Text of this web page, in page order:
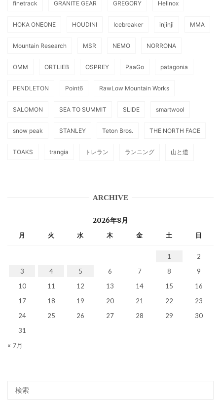
finetrack GRANITE GEAR GREGORY Helinox
HOKA ONEONE HOUDINI Icebreaker injinji MMA
Mountain Research MSR NEMO NORRONA
OMM ORTLIEB OSPREY PaaGo patagonia
PENDLETON Point6 RawLow Mountain Works
SALOMON SEA TO SUMMIT SLIDE smartwool
snow peak STANLEY Teton Bros. THE NORTH FACE
TOAKS trangia トレラン ランニング 山と道
ARCHIVE
2026年8月
月 火 水 木 金 土 日
1
2
3
4 5 6 7 8
9
10
11 12 13 14 15
16
17
18 19 20 21 22
23
24
25 26 27 28 29
30
31
« 7月